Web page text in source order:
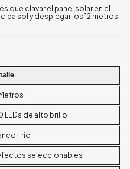
que clavar el panel solar en el
sol y desplegar los 12 metros
LEDs de alto brillo
Frío
seleccionables